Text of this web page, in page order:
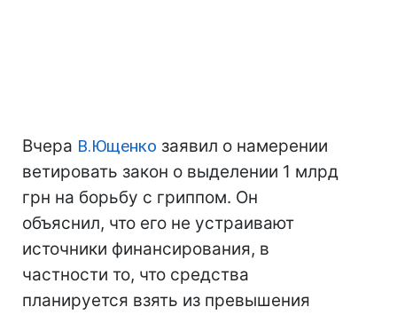
Вчера В.Ющенко заявил о намерении
ветировать закон о выделении 1 млрд
грн на борьбу с гриппом. Он
объяснил, что его не устраивают
источники финансирования, в
частности то, что средства
планируется взять из превышения